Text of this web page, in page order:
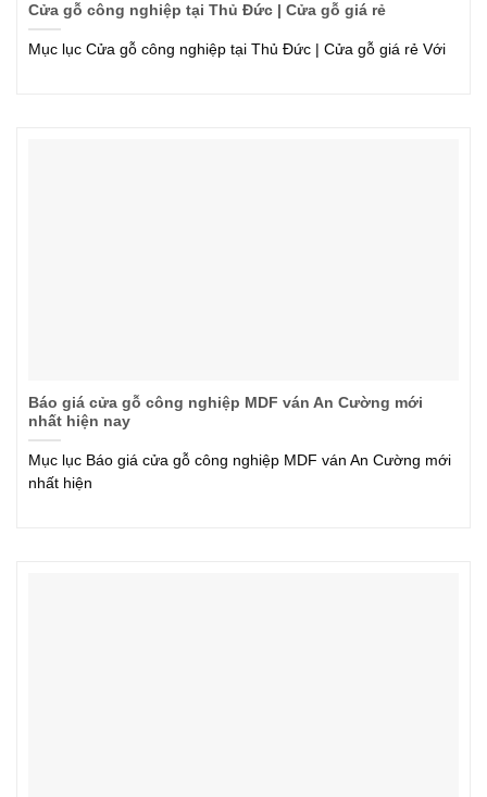
Cửa gỗ công nghiệp tại Thủ Đức | Cửa gỗ giá rẻ
Mục lục Cửa gỗ công nghiệp tại Thủ Đức | Cửa gỗ giá rẻ Với
Báo giá cửa gỗ công nghiệp MDF ván An Cường mới
nhất hiện nay
Mục lục Báo giá cửa gỗ công nghiệp MDF ván An Cường mới
nhất hiện